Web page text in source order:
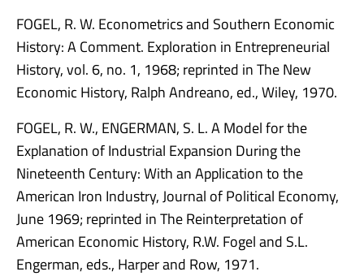
FOGEL, R. W. Econometrics and Southern Economic
History: A Comment. Exploration in Entrepreneurial
History, vol. 6, no. 1, 1968; reprinted in The New
Economic History, Ralph Andreano, ed., Wiley, 1970.
FOGEL, R. W., ENGERMAN, S. L. A Model for the
Explanation of Industrial Expansion During the
Nineteenth Century: With an Application to the
American Iron Industry, Journal of Political Economy,
June 1969; reprinted in The Reinterpretation of
American Economic History, R.W. Fogel and S.L.
Engerman, eds., Harper and Row, 1971.